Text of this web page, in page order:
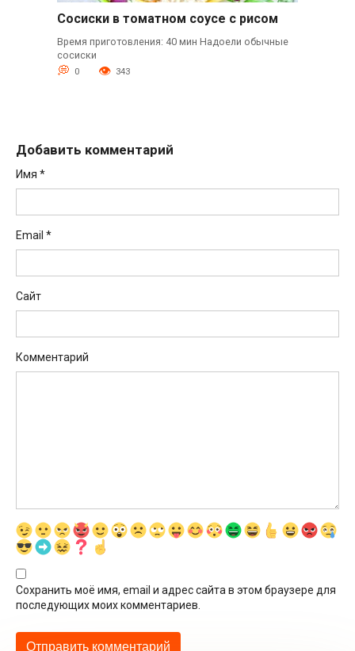
Сосиски в томатном соусе с рисом
Время приготовления: 40 мин Надоели обычные
сосиски
0 343
Добавить комментарий
Имя *
Email *
Сайт
Комментарий
Сохранить моё имя, email и адрес сайта в этом браузере для
последующих моих комментариев.